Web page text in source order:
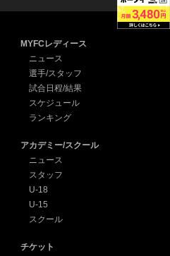
MYFCレディース
ニュース
選手/スタッフ
試合日程/結果
スケジュール
ランキング
アカデミー/スクール
ニュース
スタッフ
U-18
U-15
スクール
チケット